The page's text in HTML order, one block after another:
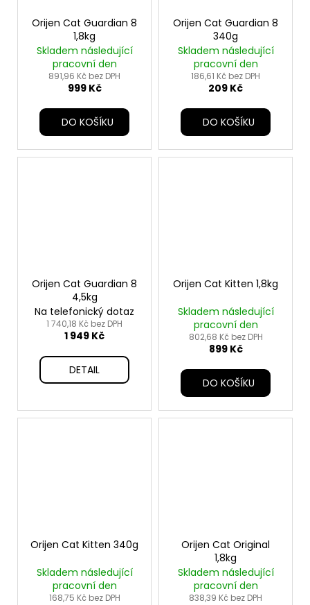
Orijen Cat Guardian 8
1,8kg
Skladem následující
pracovní den
891,96 Kč bez DPH
999 Kč
DO KOŠÍKU
Orijen Cat Guardian 8
340g
Skladem následující
pracovní den
186,61 Kč bez DPH
209 Kč
DO KOŠÍKU
Orijen Cat Guardian 8
4,5kg
Na telefonický dotaz
1 740,18 Kč bez DPH
1 949 Kč
DETAIL
Orijen Cat Kitten 1,8kg
Skladem následující
pracovní den
802,68 Kč bez DPH
899 Kč
DO KOŠÍKU
Orijen Cat Kitten 340g
Skladem následující
pracovní den
168,75 Kč bez DPH
Orijen Cat Original
1,8kg
Skladem následující
pracovní den
838,39 Kč bez DPH